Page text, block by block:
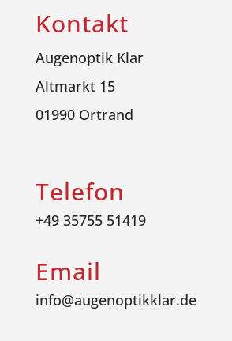
Kontakt
Augenoptik Klar
Altmarkt 15
01990 Ortrand
Telefon
+49 35755 51419
Email
info@augenoptikklar.de